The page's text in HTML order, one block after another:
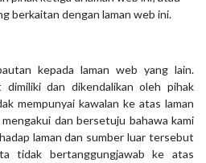
berkaitan dengan laman web ini.
kepada laman web yang lain.
dimiliki dan dikendalikan oleh pihak
mempunyai kawalan ke atas laman
dan bersetuju bahawa kami
laman dan sumber luar tersebut
tidak bertanggungjawab ke atas